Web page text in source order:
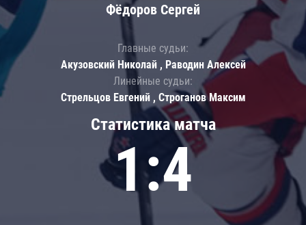
Статистика матча
1:4
Фёдоров Сергей
Главные судьи:
Акузовский Николай , Раводин Алексей
Линейные судьи:
Стрельцов Евгений , Строганов Максим